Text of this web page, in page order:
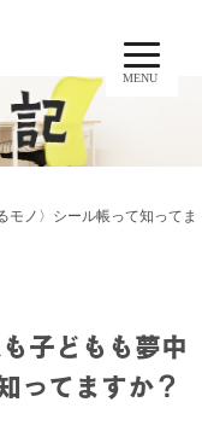
MENU
モノ〉シール帳って知ってま
子どもも夢中
ってますか？